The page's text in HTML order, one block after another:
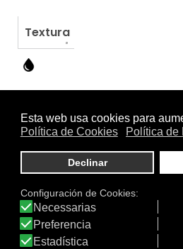
Textura
Otros productos de